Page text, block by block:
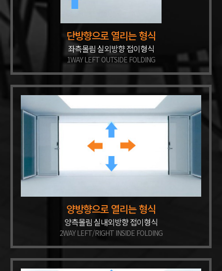
단방향으로 열리는 형식
좌측몰림 실외방향 접이형식
1WAY LEFT OUTSIDE FOLDING
양방향으로 열리는 형식
양측몰림 실내외방향 접이형식
2WAY LEFT/RIGHT INSIDE FOLDING